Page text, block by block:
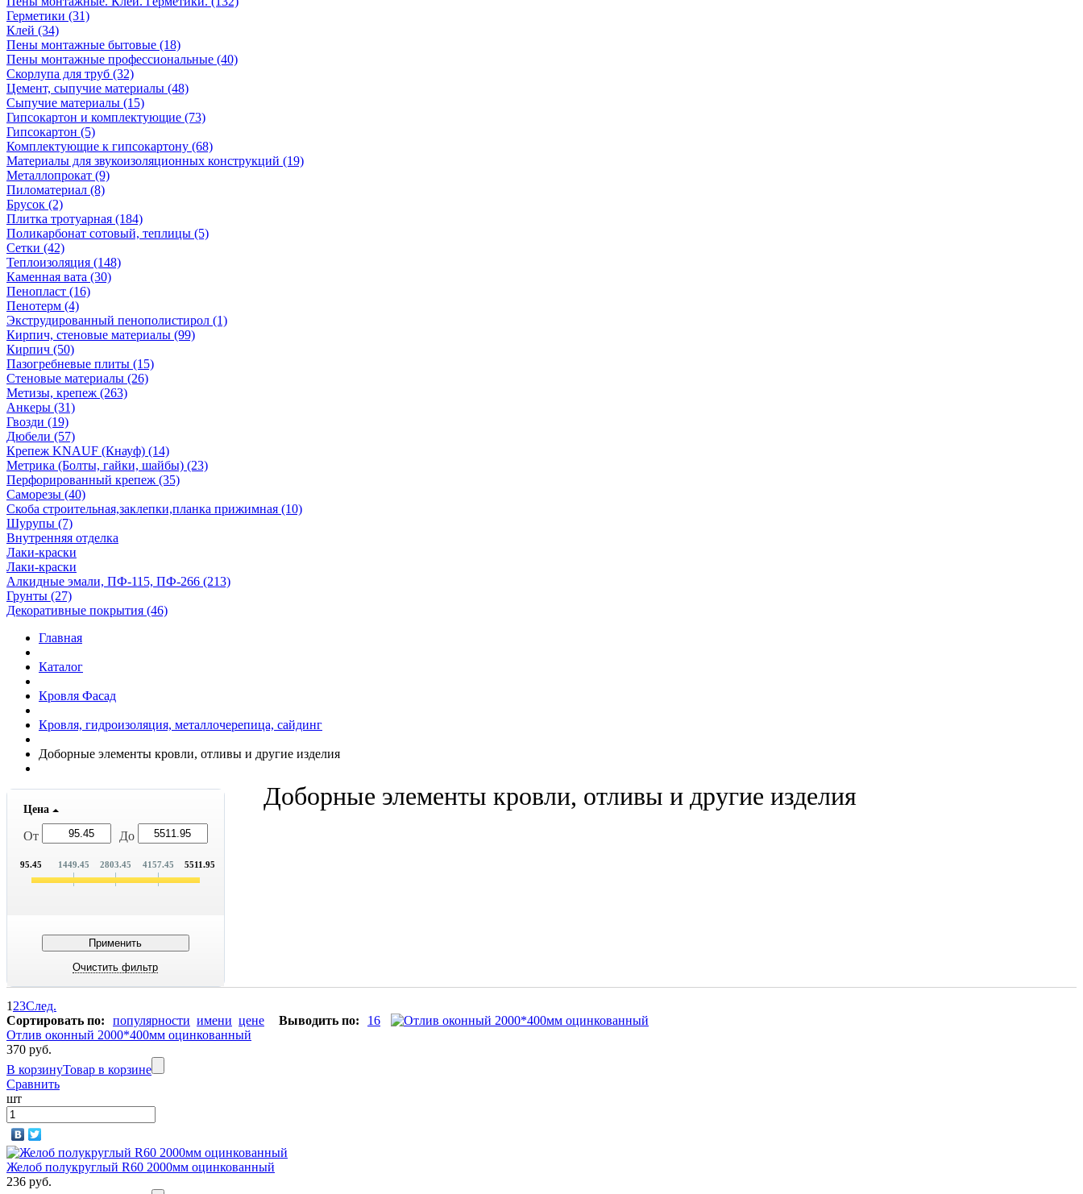
Герметики (31)
Клей (34)
Пены монтажные бытовые (18)
Пены монтажные профессиональные (40)
Скорлупа для труб (32)
Цемент, сыпучие материалы (48)
Сыпучие материалы (15)
Гипсокартон и комплектующие (73)
Гипсокартон (5)
Комплектующие к гипсокартону (68)
Материалы для звукоизоляционных конструкций (19)
Металлопрокат (9)
Пиломатериал (8)
Брусок (2)
Плитка тротуарная (184)
Поликарбонат сотовый, теплицы (5)
Сетки (42)
Теплоизоляция (148)
Каменная вата (30)
Пенопласт (16)
Пенотерм (4)
Экструдированный пенополистирол (1)
Кирпич, стеновые материалы (99)
Кирпич (50)
Пазогребневые плиты (15)
Стеновые материалы (26)
Метизы, крепеж (263)
Анкеры (31)
Гвозди (19)
Дюбели (57)
Крепеж KNAUF (Кнауф) (14)
Метрика (Болты, гайки, шайбы) (23)
Перфорированный крепеж (35)
Саморезы (40)
Скоба строительная,заклепки,планка прижимная (10)
Шурупы (7)
Внутренняя отделка
Лаки-краски
Лаки-краски
Алкидные эмали, ПФ-115, ПФ-266 (213)
Грунты (27)
Декоративные покрытия (46)
Главная
Каталог
Кровля Фасад
Кровля, гидроизоляция, металлочерепица, сайдинг
Доборные элементы кровли, отливы и другие изделия
Цена
От До
95.45 1449.45 2803.45 4157.45 5511.95
Доборные элементы кровли, отливы и другие изделия
1 23След.
Сортировать по:
популярности имени цене Выводить по:
16
Отлив оконный 2000*400мм оцинкованный
370 руб.
В корзинуТовар в корзине
Сравнить
шт
Желоб полукруглый R60 2000мм оцинкованный
236 руб.